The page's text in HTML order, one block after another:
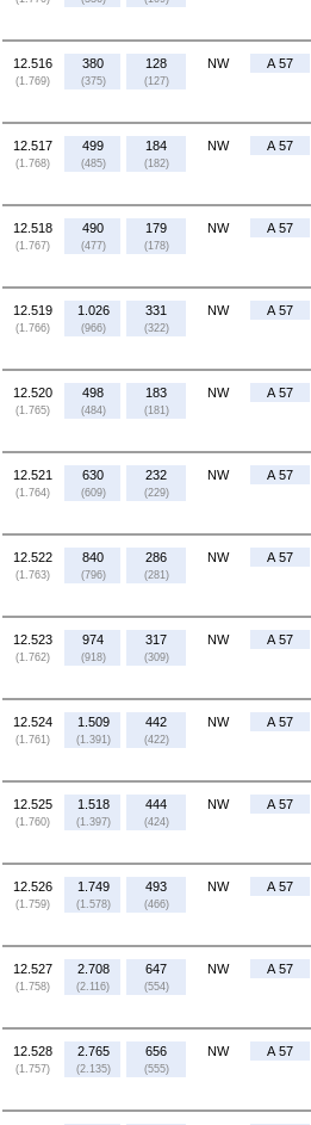
12.516
(1.769)
380
(375)
128
(127)
NW A 57
12.517
(1.768)
499
(485)
184
(182)
NW A 57
12.518
(1.767)
490
(477)
179
(178)
NW A 57
12.519
(1.766)
1.026
(966)
331
(322)
NW A 57
12.520
(1.765)
498
(484)
183
(181)
NW A 57
12.521
(1.764)
630
(609)
232
(229)
NW A 57
12.522
(1.763)
840
(796)
286
(281)
NW A 57
12.523
(1.762)
974
(918)
317
(309)
NW A 57
12.524
(1.761)
1.509
(1.391)
442
(422)
NW A 57
12.525
(1.760)
1.518
(1.397)
444
(424)
NW A 57
12.526
(1.759)
1.749
(1.578)
493
(466)
NW A 57
12.527
(1.758)
2.708
(2.116)
647
(554)
NW A 57
12.528
(1.757)
2.765
(2.135)
656
(555)
NW A 57